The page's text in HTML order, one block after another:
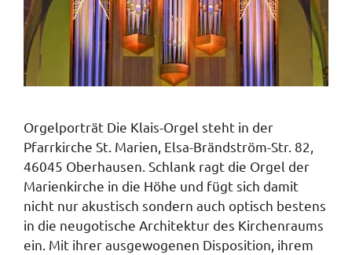
Orgelporträt Die Klais-Orgel steht in der
Pfarrkirche St. Marien, Elsa-Brändström-Str. 82,
46045 Oberhausen. Schlank ragt die Orgel der
Marienkirche in die Höhe und fügt sich damit
nicht nur akustisch sondern auch optisch bestens
in die neugotische Architektur des Kirchenraums
ein. Mit ihrer ausgewogenen Disposition, ihrem